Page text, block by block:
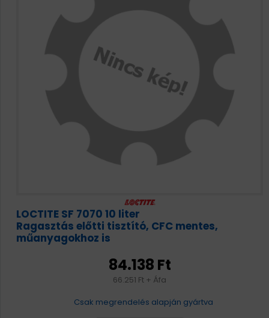
LOCTITE SF 7070 10 liter
Ragasztás előtti tisztító, CFC mentes,
műanyagokhoz is
84.138 Ft
66.251 Ft + Áfa
Csak megrendelés alapján gyártva